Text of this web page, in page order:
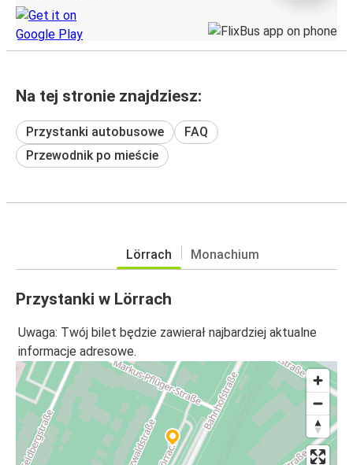
Na tej stronie znajdziesz:
Przystanki autobusowe
FAQ
Przewodnik po mieście
Lörrach Monachium
Przystanki w Lörrach
Uwaga: Twój bilet będzie zawierał najbardziej aktualne
informacje adresowe.